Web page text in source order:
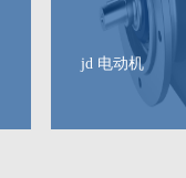
jd 电动机